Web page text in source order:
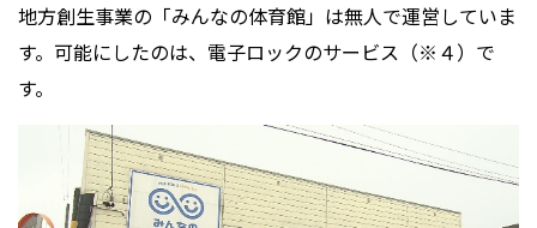
地方創生事業の「みんなの体育館」は無人で運営していま
す。可能にしたのは、電子ロックのサービス（※４）で
す。